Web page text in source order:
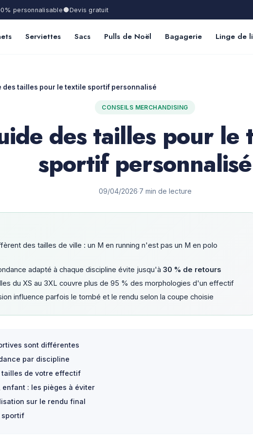
personnalisable Devis gratuit
Serviettes Sacs Pulls de Noël Bagagerie Linge de
des tailles pour le textile sportif personnalisé
CONSEILS MERCHANDISING
des tailles pour le
sportif personnalisé
09/04/2026·7 min de lecture
des tailles de ville : un M en running n'est pas un M en polo
adapté à chaque discipline évite jusqu'à 30 % de retours
du XS au 3XL couvre plus de 95 % des morphologies d'un effectif
influence parfois le tombé et le rendu selon la coupe choisie
sont différentes
par discipline
tailles de votre effectif
enfant : les pièges à éviter
sur le rendu final
sportif